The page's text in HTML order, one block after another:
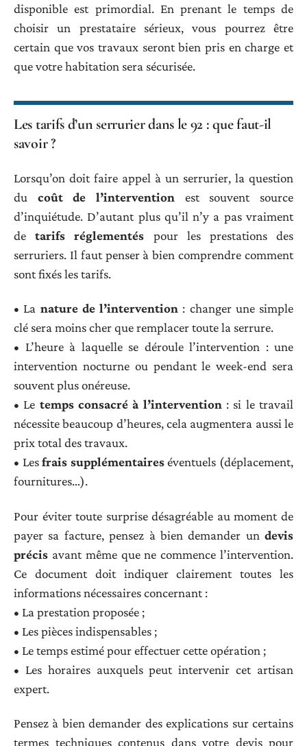
disponible est primordial. En prenant le temps de
choisir un prestataire sérieux, vous pourrez être
certain que vos travaux seront bien pris en charge et
que votre habitation sera sécurisée.
Les tarifs d’un serrurier dans le 92 : que faut-il
savoir ?
Lorsqu’on doit faire appel à un serrurier, la question
du coût de l’intervention est souvent source
d’inquiétude. D’autant plus qu’il n’y a pas vraiment
detarifs réglementés pour les prestations des
serruriers. Il faut penser à bien comprendre comment
sont fixés les tarifs.
• La nature de l’intervention : changer une simple
clé sera moins cher que remplacer toute la serrure.
• L’heure à laquelle se déroule l’intervention : une
intervention nocturne ou pendant le week-end sera
souvent plus onéreuse.
• Le temps consacré à l’intervention : si le travail
nécessite beaucoup d’heures, cela augmentera aussi le
prix total des travaux.
• Lesfrais supplémentaireséventuels (déplacement,
fournitures…).
Pour éviter toute surprise désagréable au moment de
payer sa facture, pensez à bien demander un devis
précis avant même que ne commence l’intervention.
Ce document doit indiquer clairement toutes les
informations nécessaires concernant :
• La prestation proposée ;
• Les pièces indispensables ;
• Le temps estimé pour effectuer cette opération ;
• Les horaires auxquels peut intervenir cet artisan
expert.
Pensez à bien demander des explications sur certains
termes techniques contenus dans votre devis pour